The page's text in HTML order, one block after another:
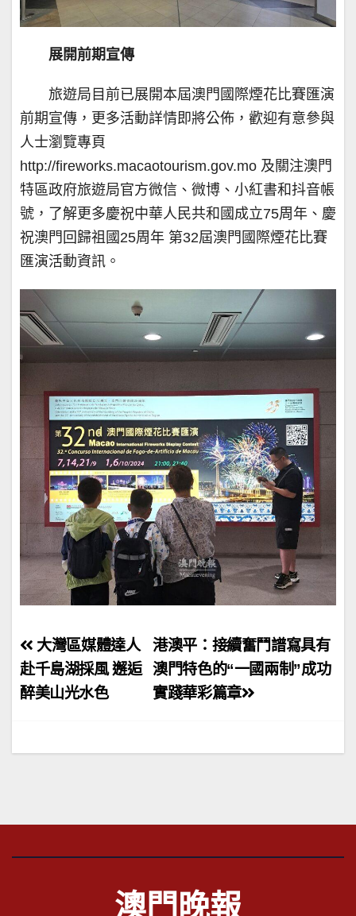
展開前期宣傳
旅遊局目前已展開本屆澳門國際煙花比賽匯演
前期宣傳，更多活動詳情即將公佈，歡迎有意參與
人士瀏覽專頁
http://fireworks.macaotourism.gov.mo 及關注澳門
特區政府旅遊局官方微信、微博、小紅書和抖音帳
號，了解更多慶祝中華人民共和國成立75周年、慶
祝澳門回歸祖國25周年 第32屆澳門國際煙花比賽
匯演活動資訊。
文
章
導
港澳平：接續奮鬥譜寫具有
澳門特色的“一國兩制”成功
實踐華彩篇章
大灣區媒體達人
赴千島湖採風 邂逅
醉美山光水色
澳門晚報